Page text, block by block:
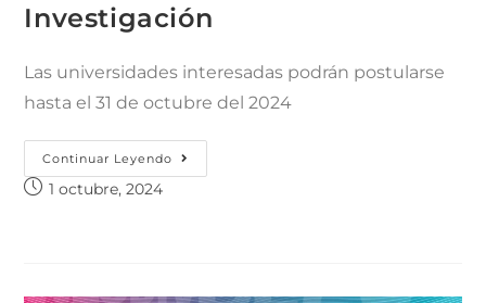
Investigación
Las universidades interesadas podrán postularse
hasta el 31 de octubre del 2024
Continuar Leyendo
1 octubre, 2024